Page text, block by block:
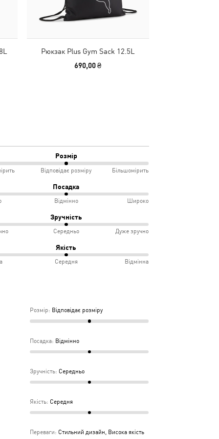
Рюкзак Plus Gym Sack 12.5L
690,00 ₴
Розмір
Відповідає розміру Більшомірить
Посадка
Відмінно Широко
Зручність
Середньо Дуже зручно
Якість
Середня Відмінна
Розмір: Відповідає розміру
Посадка: Відмінно
Зручність: Середньо
Якість: Середня
Переваги: Стильний дизайн, Висока якість